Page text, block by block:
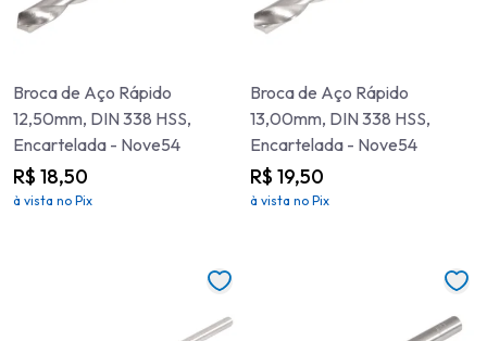
Broca de Aço Rápido
12,50mm, DIN 338 HSS,
Encartelada - Nove54
R$ 18,50
à vista no Pix
Broca de Aço Rápido
13,00mm, DIN 338 HSS,
Encartelada - Nove54
R$ 19,50
à vista no Pix